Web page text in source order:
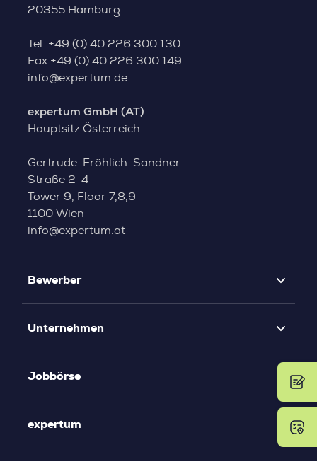
20355 Hamburg
Tel. +49 (0) 40 226 300 130
Fax +49 (0) 40 226 300 149
info@expertum.de
expertum GmbH (AT)
Hauptsitz Österreich
Gertrude-Fröhlich-Sandner
Straße 2-4
Tower 9, Floor 7,8,9
1100 Wien
info@expertum.at
Bewerber
Unternehmen
Jobbörse
expertum